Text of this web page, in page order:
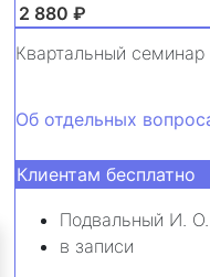
от 2 880 ₽
Квартальный семинар
Об отдельных
Клиентам бесплатно
Подвальный И. О.
в записи